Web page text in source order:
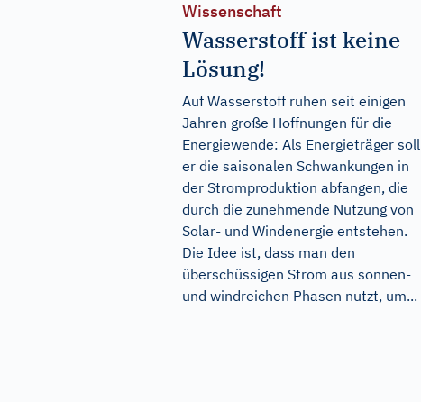
Wissenschaft
Wasserstoff ist keine
Lösung!
Auf Wasserstoff ruhen seit einigen
Jahren große Hoffnungen für die
Energiewende: Als Energieträger soll
er die saisonalen Schwankungen in
der Stromproduktion abfangen, die
durch die zunehmende Nutzung von
Solar- und Windenergie entstehen.
Die Idee ist, dass man den
überschüssigen Strom aus sonnen-
und windreichen Phasen nutzt, um...